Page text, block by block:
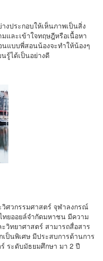
งประกอบให้เห็นภาพเป็นสิ่ง
และเข้าใจทฤษฎีหรือเนื้อหา
นแบบพี่สอนน้องจะทำให้น้องๆ
รู้ได้เป็นอย่างดี
ศวกรรมศาสตร์ จุฬาลงกรณ์
ยออยล์จำกัดมหาชน มีความ
วิทยาศาสตร์ สามารถสื่อสาร
ป็นพิเศษ มีประสบการด้านการ
ระดับมัธยมศึกษา มา 2 ปี